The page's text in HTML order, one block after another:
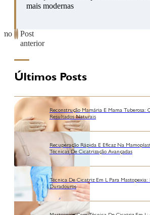
mais modernas
Post
anterior
Últimos Posts
Reconstrução Mamária E Mama Tuberosa:
Resultados Naturais
Recuperação Rápida E Eficaz Na
Técnicas De Cicatrização Avançadas
Técnica De Cicatriz Em L Para
Duradouros